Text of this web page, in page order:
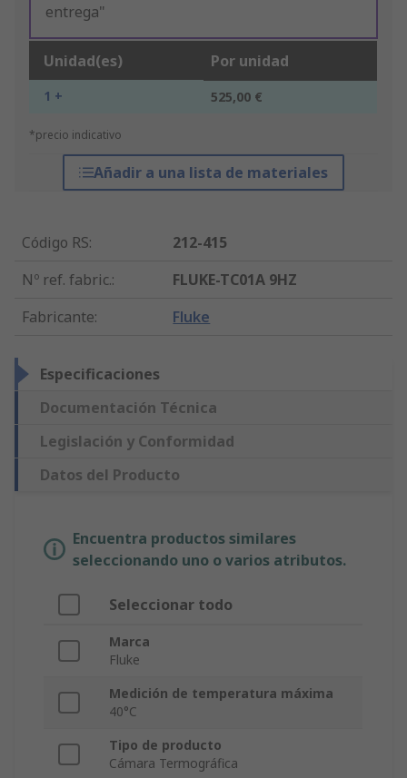
entrega"
Unidad(es) Por unidad
1 + 525,00 €
*precio indicativo
Añadir a una lista de materiales
Código RS:
212-415
Nº ref. fabric.:
FLUKE-TC01A 9HZ
Fabricante: Fluke
Especificaciones
Documentación Técnica
Legislación y Conformidad
Datos del Producto
Encuentra productos similares
seleccionando uno o varios atributos.
Seleccionar todo
Marca
Fluke
Medición de temperatura máxima
40°C
Tipo de producto
Cámara Termográfica